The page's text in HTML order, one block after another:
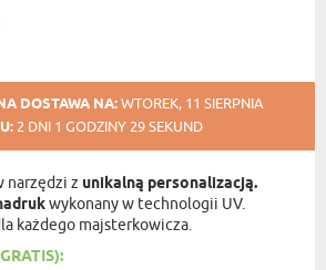
DOSTAWA NA:WTOREK, 11 SIERPNIA
2 DNI 1 GODZINY 29 SEKUND
narzędzi z unikalną personalizacją.
wykonany w technologii UV.
każdego majsterkowicza.